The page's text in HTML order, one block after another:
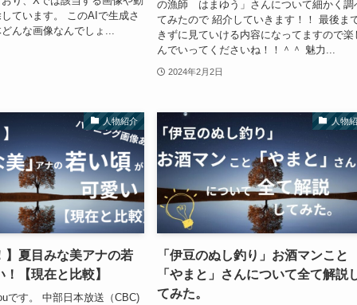
ています。 このAIで生成さ
んな画像なんでしょ...
の漁師 はまゆう」さんについて細かく調
てみたので 紹介していきます！！ 最後ま
きずに見ていける内容になってますので楽
んでいってくださいね！！＾＾ 魅力...
2024年2月2日
人物紹介
】夏目みな美アナの若
【現在と比較】
です。 中部日本放送（CBC)
人物
「伊豆のぬし釣り」お酒マンこと
「やまと」さんについて全て解説
てみた。